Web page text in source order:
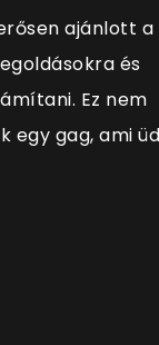
ajánlott a
és
Ez nem
egy gag, ami